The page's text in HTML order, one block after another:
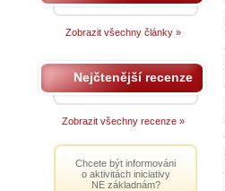
Zobrazit všechny články »
Nejčtenější recenze
Zobrazit všechny recenze »
Chcete být informováni
o aktivitách iniciativy
NE základnám?